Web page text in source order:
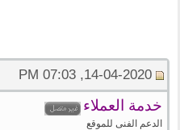
14-04-2020, 07:03 PM
خدمة العملاء
الدعم الفنى للموقع